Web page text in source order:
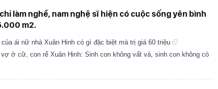
làm nghề, nam nghệ sĩ hiện có cuộc sống yên bình
m2.
ái nữ nhà Xuân Hinh có gì đặc biệt mà trị giá 60 triệu
ở cữ, con rể Xuân Hinh: Sinh con không vất vả, sinh con không có